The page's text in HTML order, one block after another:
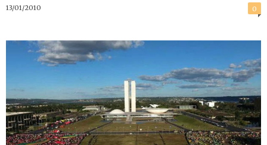
13/01/2010 0